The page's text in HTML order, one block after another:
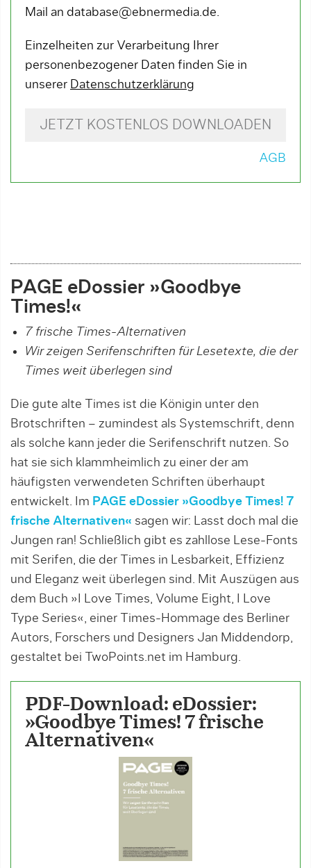
Mail an database@ebnermedia.de.
Einzelheiten zur Verarbeitung Ihrer
personenbezogener Daten finden Sie in
unserer Datenschutzerklärung
JETZT KOSTENLOS DOWNLOADEN
AGB
PAGE eDossier »Goodbye
Times!«
7 frische Times-Alternativen
Wir zeigen Serifenschriften für Lesetexte, die der
Times weit überlegen sind
Die gute alte Times ist die Königin unter den
Brotschriften – zumindest als Systemschrift, denn
als solche kann jeder die Serifenschrift nutzen. So
hat sie sich klammheimlich zu einer der am
häufigsten verwendeten Schriften überhaupt
entwickelt. Im PAGE eDossier »Goodbye Times! 7
frische Alternativen« sagen wir: Lasst doch mal die
Jungen ran! Schließlich gibt es zahllose Lese-Fonts
mit Serifen, die der Times in Lesbarkeit, Effizienz
und Eleganz weit überlegen sind. Mit Auszügen aus
dem Buch »I Love Times, Volume Eight, I Love
Type Series«, einer Times-Hommage des Berliner
Autors, Forschers und Designers Jan Middendorp,
gestaltet bei TwoPoints.net im Hamburg.
PDF-Download: eDossier:
»Goodbye Times! 7 frische
Alternativen«